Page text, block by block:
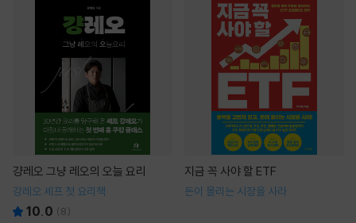
걍레오 그냥 레오의 오늘 요리
강레오 셰프 첫 요리책
10.0 (8)
지금 꼭 사야 할 ETF
돈이 몰리는 시장을 사라